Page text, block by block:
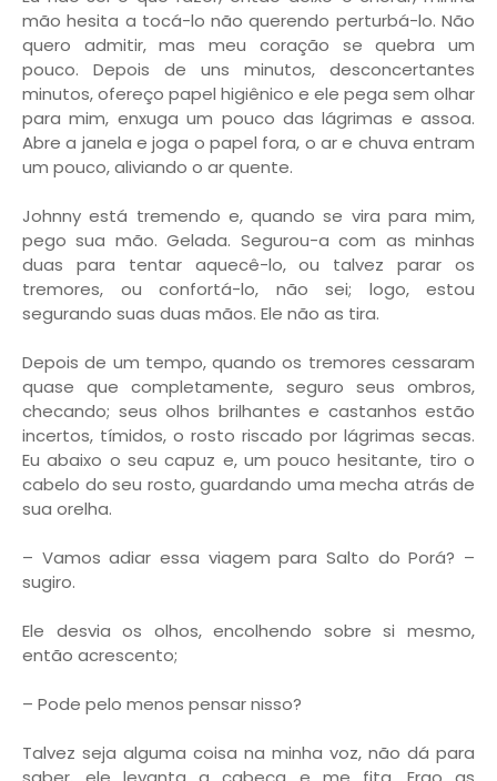
mão hesita a tocá-lo não querendo perturbá-lo. Não
quero admitir, mas meu coração se quebra um
pouco. Depois de uns minutos, desconcertantes
minutos, ofereço papel higiênico e ele pega sem olhar
para mim, enxuga um pouco das lágrimas e assoa.
Abre a janela e joga o papel fora, o ar e chuva entram
um pouco, aliviando o ar quente.
Johnny está tremendo e, quando se vira para mim,
pego sua mão. Gelada. Segurou-a com as minhas
duas para tentar aquecê-lo, ou talvez parar os
tremores, ou confortá-lo, não sei; logo, estou
segurando suas duas mãos. Ele não as tira.
Depois de um tempo, quando os tremores cessaram
quase que completamente, seguro seus ombros,
checando; seus olhos brilhantes e castanhos estão
incertos, tímidos, o rosto riscado por lágrimas secas.
Eu abaixo o seu capuz e, um pouco hesitante, tiro o
cabelo do seu rosto, guardando uma mecha atrás de
sua orelha.
– Vamos adiar essa viagem para Salto do Porá? –
sugiro.
Ele desvia os olhos, encolhendo sobre si mesmo,
então acrescento;
– Pode pelo menos pensar nisso?
Talvez seja alguma coisa na minha voz, não dá para